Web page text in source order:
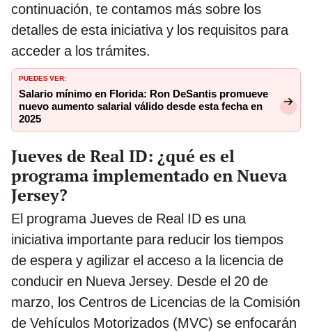
continuación, te contamos más sobre los
detalles de esta iniciativa y los requisitos para
acceder a los trámites.
PUEDES VER:
Salario mínimo en Florida: Ron DeSantis promueve
nuevo aumento salarial válido desde esta fecha en
2025
Jueves de Real ID: ¿qué es el
programa implementado en Nueva
Jersey?
El programa Jueves de Real ID es una
iniciativa importante para reducir los tiempos
de espera y agilizar el acceso a la licencia de
conducir en Nueva Jersey. Desde el 20 de
marzo, los Centros de Licencias de la Comisión
de Vehículos Motorizados (MVC) se enfocarán